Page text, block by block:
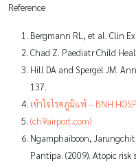
Reference
Bergmann RL, et al. Clin
Chad Z. Paediatr Child
Hill DA and Spergel JM.
137.
เข้าใจโรคภูมิแพ้ – BNH
(ch9airport.com)
Ngamphaiboon,
Pantipa. (2009). Atopic risk